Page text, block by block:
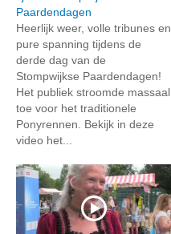
Paardendagen
Heerlijk weer, volle tribunes en
pure spanning tijdens de
derde dag van de
Stompwijkse Paardendagen!
Het publiek stroomde massaal
toe voor het traditionele
Ponyrennen. Bekijk in deze
video het...